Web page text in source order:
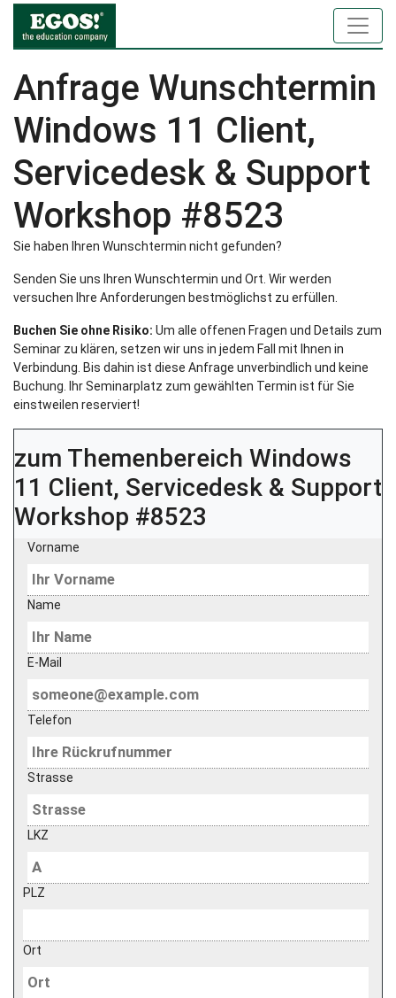
Anfrage Wunschtermin
Windows 11 Client,
Servicedesk & Support
Workshop #8523
Sie haben Ihren Wunschtermin nicht gefunden?
Senden Sie uns Ihren Wunschtermin und Ort. Wir werden
versuchen Ihre Anforderungen bestmöglichst zu erfüllen.
Buchen Sie ohne Risiko: Um alle offenen Fragen und Details zum
Seminar zu klären, setzen wir uns in jedem Fall mit Ihnen in
Verbindung. Bis dahin ist diese Anfrage unverbindlich und keine
Buchung. Ihr Seminarplatz zum gewählten Termin ist für Sie
einstweilen reserviert!
zum Themenbereich Windows
11 Client, Servicedesk & Support
Workshop #8523
Vorname
Name
E-Mail
Telefon
Strasse
LKZ
PLZ
Ort